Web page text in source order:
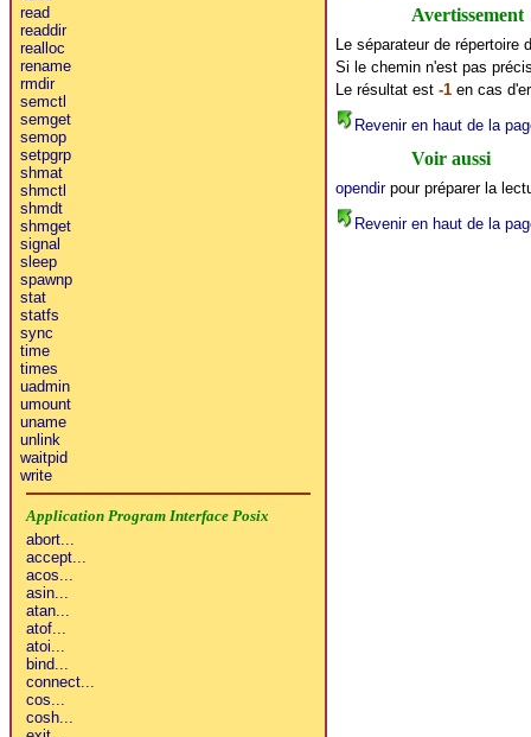
read
readdir
realloc
rename
rmdir
semctl
semget
semop
setpgrp
shmat
shmctl
shmdt
shmget
signal
sleep
spawnp
stat
statfs
sync
time
times
uadmin
umount
uname
unlink
waitpid
write
Avertissement
Le séparateur de répertoire
Si le chemin n'est pas
Le résultat est -1en cas
Revenir en haut de la
Voir aussi
opendirpour préparer la
Revenir en haut de la